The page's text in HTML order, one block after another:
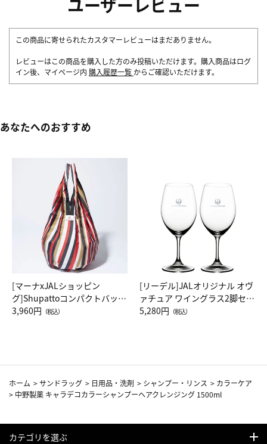
この商品に寄せられたカスタマーレビューはまだありません。
レビューはこの商品を購入した方のみ投稿いただけます。購入商品はログ
イン後、マイページ内 購入履歴一覧 からご確認いただけます。
あなたへのおすすめ
[マーナxJALショッピン
グ]Shupattoコンパクトバッグ
Drop JAL客室乗務員（LC）ス
3,960円 （税込）
[リーデル]JALオリジナル オヴ
ァチュア ワイングラス2脚セッ
ト（レッドワイン）
5,280円 （税込）
ホーム >サンドラッグ > 日用品・洗剤 > シャンプー・リンス > カラーケア
> 中野製薬 キャラデコカラーシャンプーヘアクレンジング 1500ml
カテゴリを選ぶ